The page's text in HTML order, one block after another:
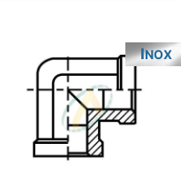
INOX